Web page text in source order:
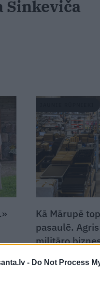
- Do Not Process
Sinkeviča
Kā Mārupē
pasaulē.
militāro